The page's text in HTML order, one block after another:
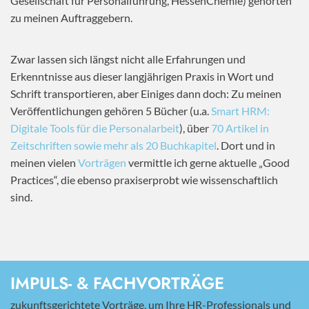
zu meinen Auftraggebern.
Zwar lassen sich längst nicht alle Erfahrungen und
Erkenntnisse aus dieser langjährigen Praxis in Wort und
Schrift transportieren, aber Einiges dann doch: Zu meinen
Veröffentlichungen gehören 5 Bücher (u.a.Smart HRM:
Digitale Tools für die Personalarbeit), über 70 Artikel in
Zeitschriften sowie mehr als 20 Buchkapitel. Dort und in
meinen vielen Vorträgen vermittle ich gerne aktuelle „Good
Practices“, die ebenso praxiserprobt wie wissenschaftlich
sind.
IMPULS- & FACHVORTRÄGE
zukunftsgerichtete Vorträge, um Ihre HR-Professionals und